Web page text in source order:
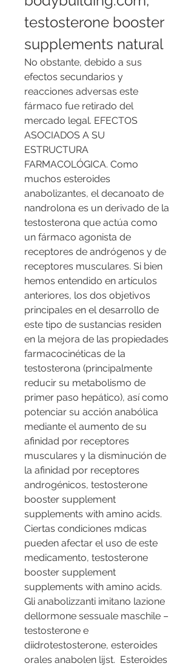
testosterone booster
supplements natural
No obstante, debido a sus
efectos secundarios y
reacciones adversas este
fármaco fue retirado del
mercado legal. EFECTOS
ASOCIADOS A SU
ESTRUCTURA
FARMACOLÓGICA. Como
muchos esteroides
anabolizantes, el decanoato de
nandrolona es un derivado de la
testosterona que actúa como
un fármaco agonista de
receptores de andrógenos y de
receptores musculares. Si bien
hemos entendido en artículos
anteriores, los dos objetivos
principales en el desarrollo de
este tipo de sustancias residen
en la mejora de las propiedades
farmacocinéticas de la
testosterona (principalmente
reducir su metabolismo de
primer paso hepático), así como
potenciar su acción anabólica
mediante el aumento de su
afinidad por receptores
musculares y la disminución de
la afinidad por receptores
androgénicos, testosterone
booster supplement
supplements with amino acids.
Ciertas condiciones mdicas
pueden afectar el uso de este
medicamento, testosterone
booster supplement
supplements with amino acids.
Gli anabolizzanti imitano lazione
dellormone sessuale maschile –
testosterone e
diidrotestosterone, esteroides
orales anabolen lijst.  Esteroides